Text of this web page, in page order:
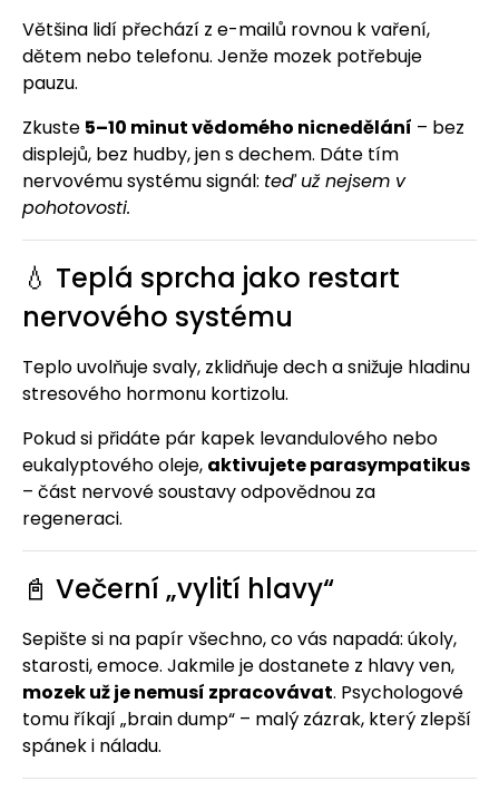
Většina lidí přechází z e-mailů rovnou k vaření,
dětem nebo telefonu. Jenže mozek potřebuje
pauzu.
Zkuste 5–10 minut vědomého nicnedělání – bez
displejů, bez hudby, jen s dechem. Dáte tím
nervovému systému signál: teď už nejsem v
pohotovosti.
💧 Teplá sprcha jako restart
nervového systému
Teplo uvolňuje svaly, zklidňuje dech a snižuje hladinu
stresového hormonu kortizolu.
Pokud si přidáte pár kapek levandulového nebo
eukalyptového oleje, aktivujete parasympatikus
– část nervové soustavy odpovědnou za
regeneraci.
📓 Večerní „vylití hlavy“
Sepište si na papír všechno, co vás napadá: úkoly,
starosti, emoce. Jakmile je dostanete z hlavy ven,
mozek už je nemusí zpracovávat. Psychologové
tomu říkají „brain dump“ – malý zázrak, který zlepší
spánek i náladu.